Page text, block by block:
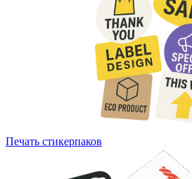
Печать стикерпаков